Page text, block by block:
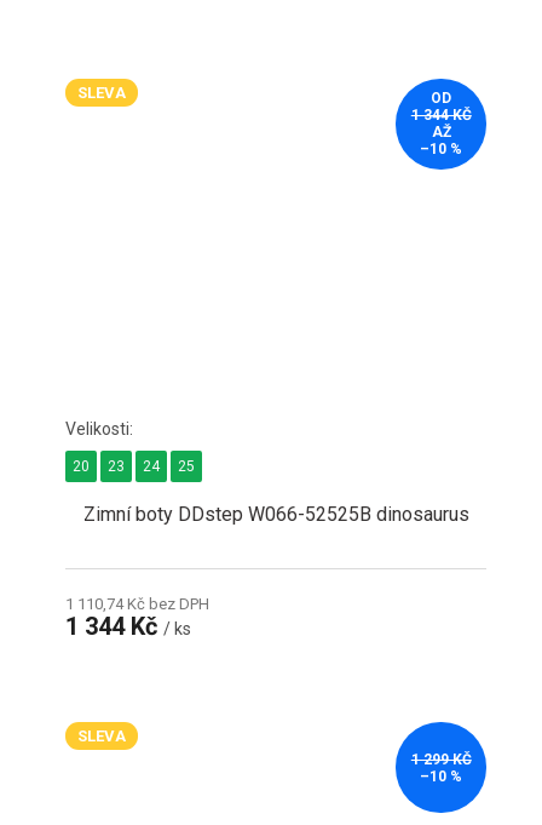
SLEVA
OD
1 344 KČ
AŽ
–10 %
Zimní boty DDstep W066-52525B dinosaurus
1 110,74 Kč bez DPH
1 344 Kč/ ks
20 23 24 25
SLEVA
1 299 KČ
–10 %